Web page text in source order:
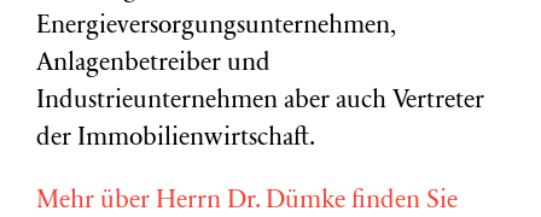
Energieversorgungsunternehmen,
Anlagenbetreiber und
Industrieunternehmen aber auch Vertreter
der Immobilienwirtschaft.
Mehr über Herrn Dr. Dümke finden Sie